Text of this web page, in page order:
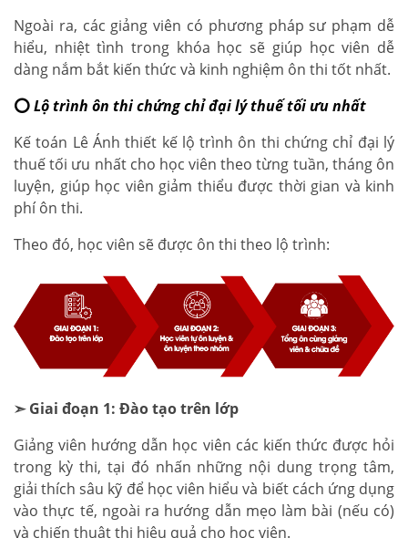
Ngoài ra, các giảng viên có phương pháp sư phạm dễ
hiểu, nhiệt tình trong khóa học sẽ giúp học viên dễ
dàng nắm bắt kiến thức và kinh nghiệm ôn thi tốt nhất.
⭕Lộ trình ôn thi chứng chỉ đại lý thuế tối ưu nhất
Kế toán Lê Ánh thiết kế lộ trình ôn thi chứng chỉ đại lý
thuế tối ưu nhất cho học viên theo từng tuần, tháng ôn
luyện, giúp học viên giảm thiểu được thời gian và kinh
phí ôn thi.
Theo đó, học viên sẽ được ôn thi theo lộ trình:
➣ Giai đoạn 1: Đào tạo trên lớp
Giảng viên hướng dẫn học viên các kiến thức được hỏi
trong kỳ thi, tại đó nhấn những nội dung trọng tâm,
giải thích sâu kỹ để học viên hiểu và biết cách ứng dụng
vào thực tế, ngoài ra hướng dẫn mẹo làm bài (nếu có)
và chiến thuật thi hiệu quả cho học viên.